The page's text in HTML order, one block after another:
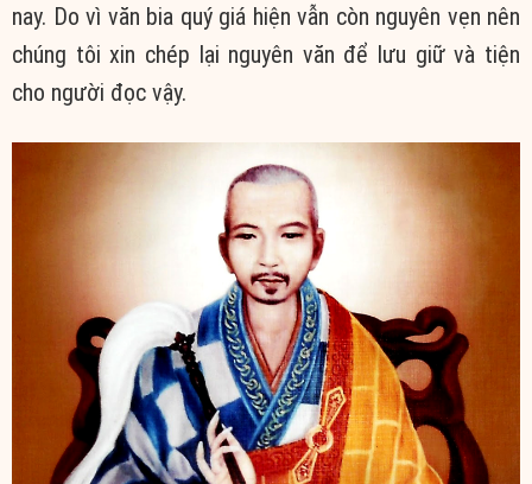
nay. Do vì văn bia quý giá hiện vẫn còn nguyên vẹn nên
chúng tôi xin chép lại nguyên văn để lưu giữ và tiện
cho người đọc vậy.